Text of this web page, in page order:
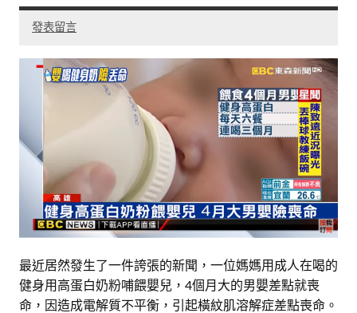
發表留言
最近居然發生了一件誇張的新聞，一位媽媽用成人在喝的
健身用高蛋白奶粉哺餵嬰兒，4個月大的男嬰差點就喪
命，因造成電解質不平衡，引起橫紋肌溶解症差點喪命。